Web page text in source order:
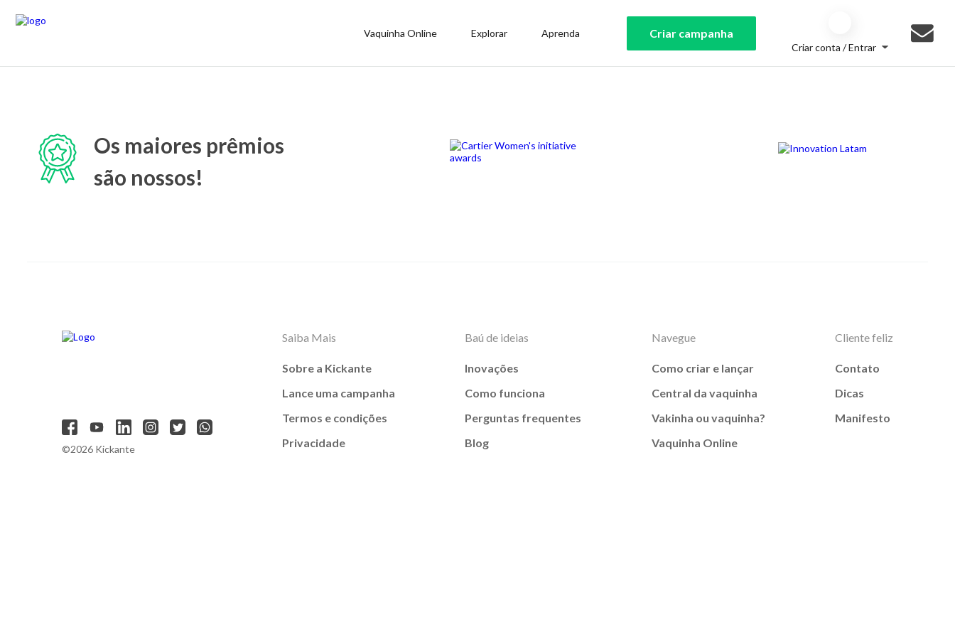
Vaquinha Online Explorar Aprenda Criar campanha
Criar conta / Entrar
Os maiores prêmios
são nossos!
©2026 Kickante
Saiba Mais
Sobre a Kickante
Lance uma campanha
Termos e condições
Privacidade
Baú de ideias
Inovações
Como funciona
Perguntas frequentes
Blog
Navegue
Como criar e lançar
Central da vaquinha
Vakinha ou vaquinha?
Vaquinha Online
Cliente feliz
Contato
Dicas
Manifesto